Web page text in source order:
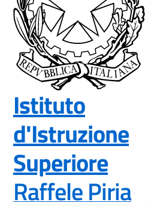
Istituto
d'Istruzione
Superiore
Raffele Piria